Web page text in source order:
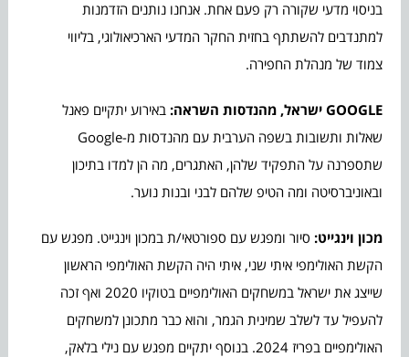
בניסוי מדעי שקורה רק פעם אחת. אנחנו נותנים הזדמנות
למתנדבים להשתתף בחזית החקר המדעי הארכיאולוגי, בליווי
צמוד של מנהלת החפירה.
GOOGLE ישראל, מהנדסות השראה: באירוע יתקיים פאנל
שאלות ותשובות בשפה הערבית עם מהנדסות מ-Google
שתספרנה על התפקיד שלהן, האתגרים, מה הן למדו בתיכון
ובאוניברסיטה ומה הטיפ שלהם לבני ובנות נוער.
מכון וינגייט: סיור ומפגש עם ספורטאי/ת במכון וינגייט. מפגש עם
הקשת האולימפי איתי שני, איתי היה הקשת האולימפי הראשון
שייצג את ישראל במשחקים האולימפיים בטוקיו 2020 ואף זכה
להעפיל עד לשלב שמינית הגמר, והוא כבר מתכונן למשחקים
האולימפיים בפריז 2024. בנוסף יתקיים מפגש עם נילי בלאק,